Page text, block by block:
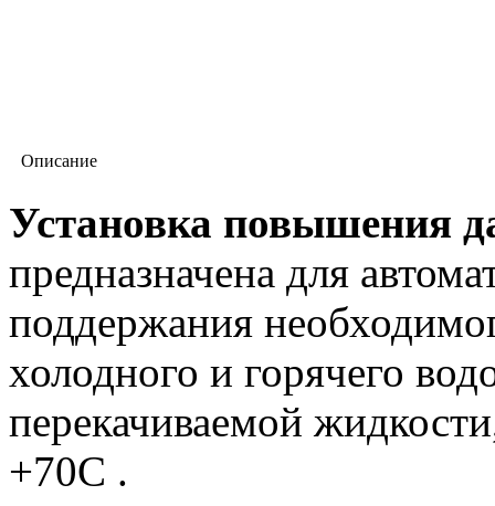
Описание
Установка повышения
предназначена для
поддержания
холодного и горячего
перекачиваемой
+70С .